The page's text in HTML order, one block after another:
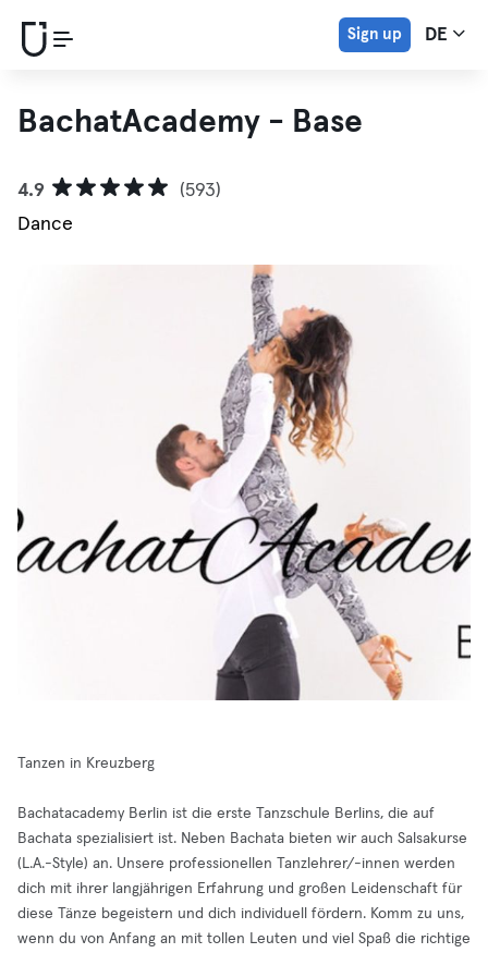
Sign up DE
BachatAcademy - Base
4.9
(593)
Dance
Tanzen in Kreuzberg
Bachatacademy Berlin ist die erste Tanzschule Berlins, die auf
Bachata spezialisiert ist. Neben Bachata bieten wir auch Salsakurse
(L.A.-Style) an. Unsere professionellen Tanzlehrer/-innen werden
dich mit ihrer langjährigen Erfahrung und großen Leidenschaft für
diese Tänze begeistern und dich individuell fördern. Komm zu uns,
wenn du von Anfang an mit tollen Leuten und viel Spaß die richtige